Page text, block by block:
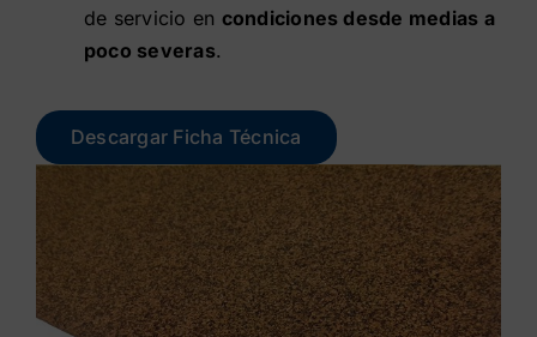
de servicio en condiciones desde medias a
poco severas.
Descargar Ficha Técnica